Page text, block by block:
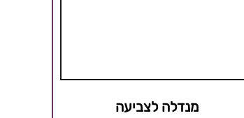
מנדלה לצביעה